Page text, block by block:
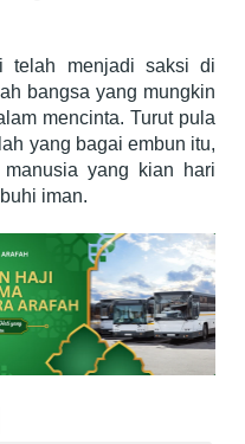
telah menjadi saksi di
bangsa yang mungkin
mencinta. Turut pula
yang bagai embun itu,
yang kian hari
iman.